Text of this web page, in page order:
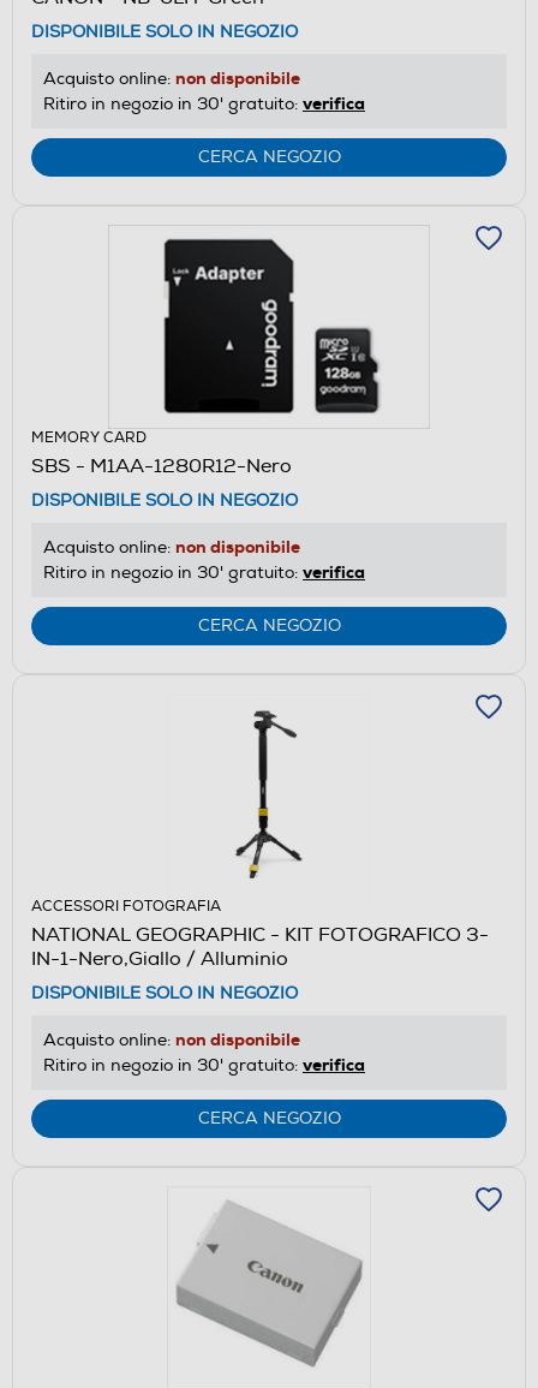
DISPONIBILE SOLO IN NEGOZIO
Acquisto online: non disponibile
Ritiro in negozio in 30' gratuito: verifica
CERCA NEGOZIO
MEMORY CARD
SBS - M1AA-1280R12-Nero
DISPONIBILE SOLO IN NEGOZIO
Acquisto online: non disponibile
Ritiro in negozio in 30' gratuito: verifica
CERCA NEGOZIO
ACCESSORI FOTOGRAFIA
NATIONAL GEOGRAPHIC - KIT FOTOGRAFICO 3-
IN-1-Nero,Giallo / Alluminio
DISPONIBILE SOLO IN NEGOZIO
Acquisto online: non disponibile
Ritiro in negozio in 30' gratuito: verifica
CERCA NEGOZIO